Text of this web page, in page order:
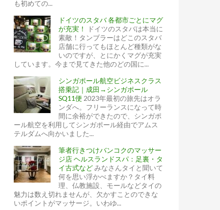
も初めての...
ドイツのスタバ 各都市ごとにマグ
が充実！
ドイツのスタバは本当に
素敵！タンブラーはどこのスタバ
店舗に行ってもほとんど種類がな
いのですが、とにかくマグが充実
しています。今まで見てきた他のどの国に...
シンガポール航空ビジネスクラス
搭乗記｜成田→シンガポール
SQ11便 2023年最初の旅先はオラ
ンダへ。フリーランスになって時
間に余裕ができたので、シンガポ
ール航空を利用してシンガポール経由でアムス
テルダムへ向かいました...
筆者行きつけバンコクのマッサー
ジ店 ヘルスランドスパ：足裏・タ
イ古式などみなさんタイと聞いて
何を思い浮かべますか？タイ料
理、仏教施設、モールなどタイの
魅力は数え切れませんが、欠かすことのできな
いポイントがマッサージ。いわゆ...